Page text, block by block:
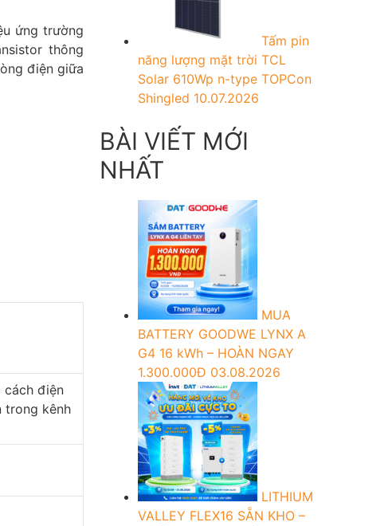
ứng trường
thông
điện giữa
cách điện
trong kênh
Tấm pin
năng lượng mặt trời TCL
Solar 610Wp n-type TOPCon
Shingled 10.07.2026
BÀI VIẾT MỚI
NHẤT
MUA
BATTERY GOODWE LYNX A
G4 16 kWh – HOÀN NGAY
1.300.000Đ 03.08.2026
LITHIUM
VALLEY FLEX16 SẴN KHO –